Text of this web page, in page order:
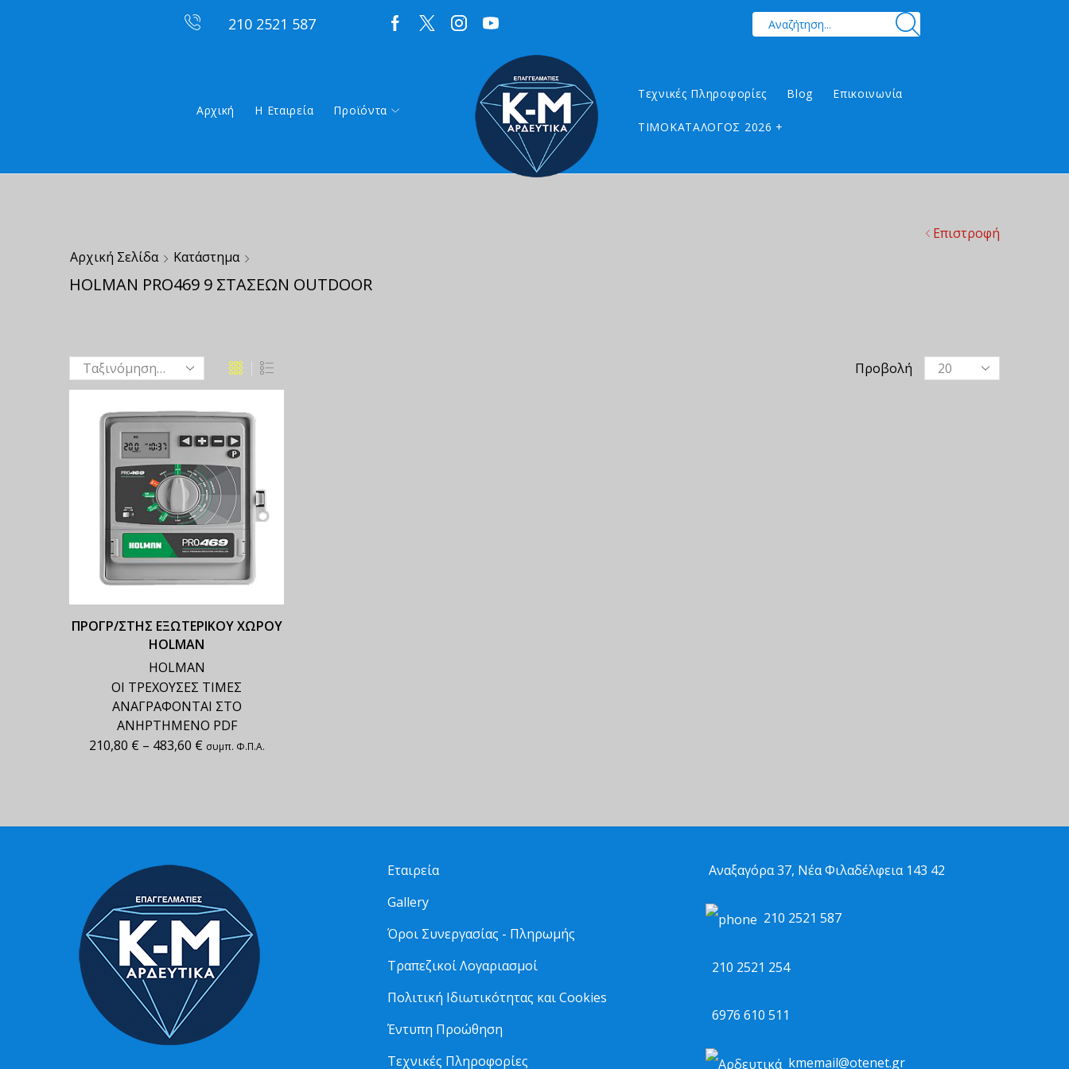
210 2521 587
Αρχική Η Εταιρεία Προϊόντα
Τεχνικές Πληροφορίες Blog Επικοινωνία
ΤΙΜΟΚΑΤΑΛΟΓΟΣ 2026 +
Αρχική Σελίδα Κατάστημα
HOLMAN PRO469 9 ΣΤΑΣΕΩΝ OUTDOOR
Επιστροφή
Προβολή
ΠΡΟΓΡ/ΣΤΗΣ ΕΞΩΤΕΡΙΚΟΥ ΧΩΡΟΥ
HOLMAN
HOLMAN
ΟΙ ΤΡΕΧΟΥΣΕΣ ΤΙΜΕΣ
ΑΝΑΓΡΑΦΟΝΤΑΙ ΣΤΟ
ΑΝΗΡΤΗΜΕΝΟ PDF
210,80 € – 483,60 € συμπ. Φ.Π.Α.
Εταιρεία
Gallery
Όροι Συνεργασίας - Πληρωμής
Τραπεζικοί Λογαριασμοί
Πολιτική Ιδιωτικότητας και Cookies
Έντυπη Προώθηση
Τεχνικές Πληροφορίες
Αναξαγόρα 37, Νέα Φιλαδέλφεια 143 42
210 2521 587
210 2521 254
6976 610 511
kmemail@otenet.gr